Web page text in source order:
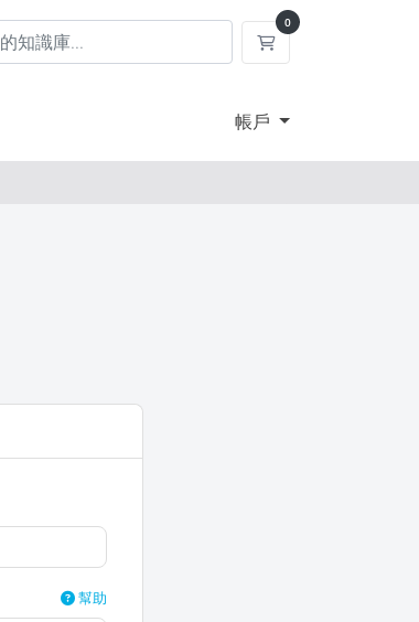
0
購物車
帳戶
幫助